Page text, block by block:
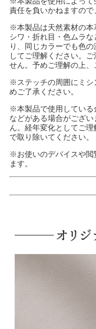
責任を負いかねますので
※本製品は天然素材の本
シワ・折れ目・色ムラ
り、同じカラーでも色
してご理解ください。
せん。予めご理解の上、
※ステッチの周囲にミシ
めご了承ください。
※本製品で使用している
などがある場合がござ
ん。経年変化としてご
で取り除いてください。
※お使いのデバイスや閲
ます。